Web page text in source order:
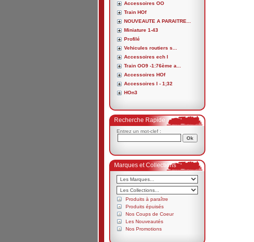
Accessoires OO
Train HOf
NOUVEAUTE A PARAITRE...
Miniature 1-43
Profilé
Vehicules routiers s...
Accessoires ech I
Train OO9 -1:76ème a...
Accessoires HOf
Accessoires I - 1;32
HOn3
Recherche Rapide
Entrez un mot-clef :
Marques et Collections
Produits à paraître
Produits épuisés
Nos Coups de Coeur
Les Nouveautés
Nos Promotions